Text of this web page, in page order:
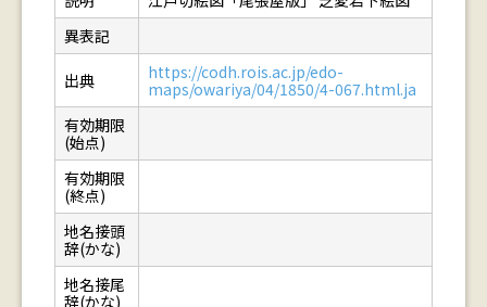
異表記
出典
https://codh.rois.ac.jp/edo-
maps/owariya/04/1850/4-067.html.ja
有効期限
(始点)
有効期限
(終点)
地名接頭
辞(かな)
地名接尾
辞(かな)